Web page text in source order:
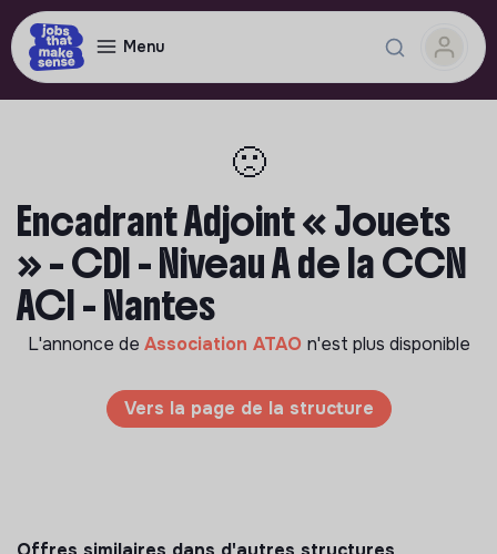
Menu
🙁
Encadrant Adjoint « Jouets
» – CDI - Niveau A de la CCN
ACI - Nantes
L'annonce de Association ATAO n'est plus disponible
Vers la page de la structure